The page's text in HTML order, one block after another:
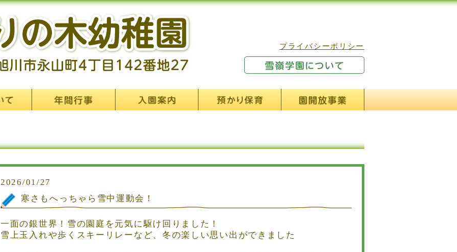
プライバシーポリシー
2026/01/27
寒さもへっちゃら雪中運動会！
一面の銀世界！雪の園庭を元気に駆け回りました！
雪上玉入れや歩くスキーリレーなど、冬の楽しい思い出ができました